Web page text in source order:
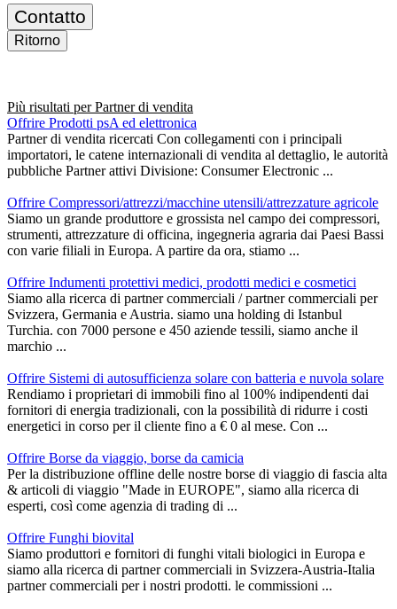
Contatto
Ritorno
Più risultati perPartner di vendita
Offrire Prodotti psA ed elettronica
Partner di vendita ricercati Con collegamenti con i principali
importatori, le catene internazionali di vendita al dettaglio, le autorità
pubbliche Partner attivi Divisione: Consumer Electronic ...
Offrire Compressori/attrezzi/macchine utensili/attrezzature agricole
Siamo un grande produttore e grossista nel campo dei compressori,
strumenti, attrezzature di officina, ingegneria agraria dai Paesi Bassi
con varie filiali in Europa. A partire da ora, stiamo ...
Offrire Indumenti protettivi medici, prodotti medici e cosmetici
Siamo alla ricerca di partner commerciali / partner commerciali per
Svizzera, Germania e Austria. siamo una holding di Istanbul
Turchia. con 7000 persone e 450 aziende tessili, siamo anche il
marchio ...
Offrire Sistemi di autosufficienza solare con batteria e nuvola solare
Rendiamo i proprietari di immobili fino al 100% indipendenti dai
fornitori di energia tradizionali, con la possibilità di ridurre i costi
energetici in corso per il cliente fino a € 0 al mese. Con ...
Offrire Borse da viaggio, borse da camicia
Per la distribuzione offline delle nostre borse di viaggio di fascia alta
& articoli di viaggio "Made in EUROPE", siamo alla ricerca di
esperti, così come agenzia di trading di ...
Offrire Funghi biovital
Siamo produttori e fornitori di funghi vitali biologici in Europa e
siamo alla ricerca di partner commerciali in Svizzera-Austria-Italia
partner commerciali per i nostri prodotti. le commissioni ...